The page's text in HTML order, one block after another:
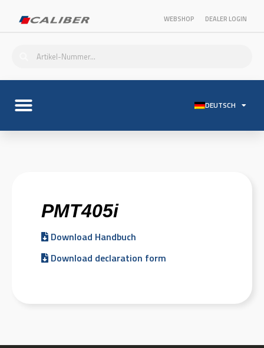
WEBSHOP DEALER LOGIN
DEUTSCH
PMT405i
Download Handbuch
Download declaration form